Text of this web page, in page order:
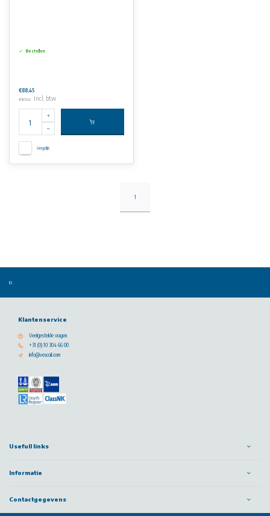
Bestellen
€88,45
€107,02 Incl. btw
Vergelijk
1
Klantenservice
Veelgestelde vragen
+31 (0) 10 304 66 00
info@vescoil.com
Usefull links
Informatie
Contactgegevens